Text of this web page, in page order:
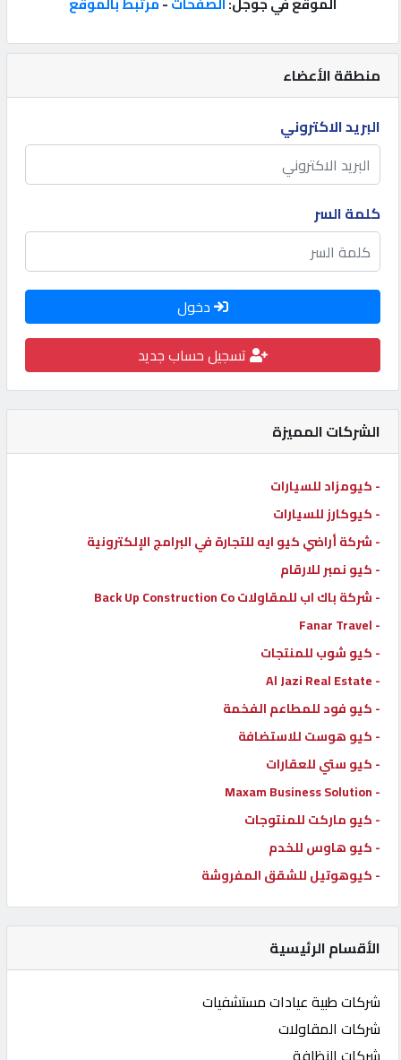
المنتدى
كيو
مزاد
نمبر
كيو
ماركت
الدليل
POWERED
QHOST
منطقة الأعضاء
البريد الاكتروني
كلمة السر
دخول
تسجيل حساب جديد
الشركات المميزة
- كيومزاد للسيارات
- كيوكارز للسيارات
- شركة أراضي كيو ايه للتجارة في البرامج الإلكترونية
- كيو نمبر للارقام
- شركة باك اب للمقاولات Back Up Construction Co
- Fanar Travel
- كيو شوب للمنتجات
- Al Jazi Real Estate
- كيو فود للمطاعم الفخمة
- كيو هوست للاستضافة
- كيو ستي للعقارات
- Maxam Business Solution
- كيو ماركت للمنتوجات
- كيو هاوس للخدم
- كيوهوتيل للشقق المفروشة
الأقسام الرئيسية
شركات طبية عيادات مستشفيات
شركات المقاولات